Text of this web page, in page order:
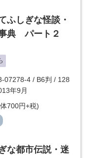
ふしぎな怪談・
典 パート２
07278-4 / B6判 / 128
年9月
700円+税)
な都市伝説・迷